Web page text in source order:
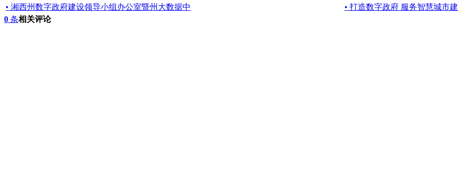
• 湘西州数字政府建设领导小组办公室暨州大数据中
• 打造数字政府 服务智慧城市
0 条相关评论